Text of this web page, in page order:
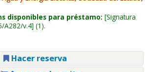
disponibles para préstamo: Signatura
A282/v.4 (1).
Hacer reserva